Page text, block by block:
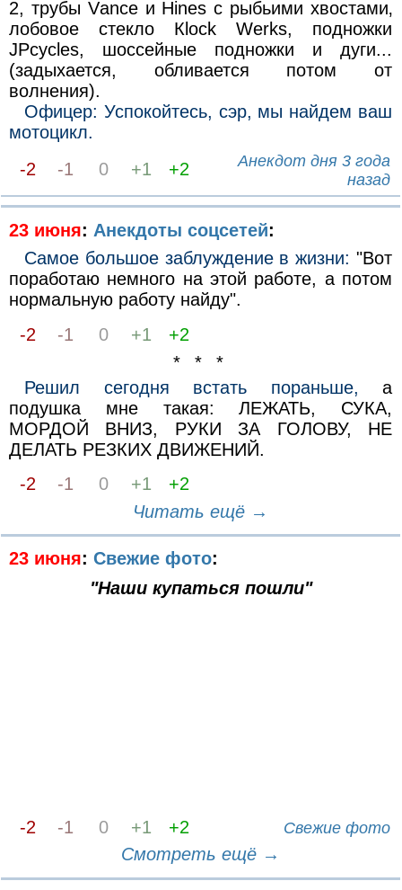
2, трубы Vаnсе и Нinеs с рыбьими хвостами‚
лобовое стекло Кlосk Werks, подножки
JPcycles, шоссейные подножки и дуги...
(задыхается, обливается потом от
волнения).
Офицер: Успокойтесь, сэр, мы найдем ваш
мотоцикл.
-2
-1 0 +1 +2
Анекдот дня 3 года
назад
23 июня: Анекдоты соцсетей:
Самое большое заблуждение в жизни: "Вот
поработаю немного на этой работе, а потом
нормальную работу найду".
-2
-1 0 +1
+2
* * *
Решил сегодня встать пораньше, а
подушка мне такая: ЛЕЖАТЬ, СУКА,
МОРДОЙ ВНИЗ, РУКИ ЗА ГОЛОВУ, НЕ
ДЕЛАТЬ РЕЗКИХ ДВИЖЕНИЙ.
-2
-1 0 +1
+2
Читать ещё →
23 июня: Свежие фото:
"Наши купаться пошли"
-2 -1 0 +1 +2 Свежие фото
Смотреть ещё →